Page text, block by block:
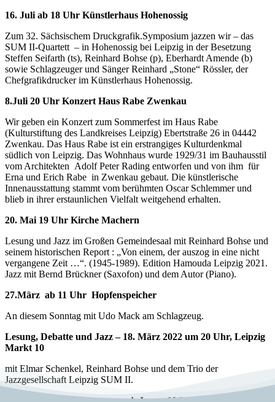
16. Juli ab 18 Uhr Künstlerhaus Hohenossig
Zum 32. Sächsischem Druckgrafik.Symposium jazzen wir – das
SUM II-Quartett – in Hohenossig bei Leipzig in der Besetzung
Steffen Seifarth (ts), Reinhard Bohse (p), Eberhardt Amende (b)
sowie Schlagzeuger und Sänger Reinhard „Stone“ Rössler, der
Chefgrafikdrucker im Künstlerhaus Hohenossig.
8.Juli 20 Uhr Konzert Haus Rabe Zwenkau
Wir geben ein Konzert zum Sommerfest im Haus Rabe
(Kulturstiftung des Landkreises Leipzig) Ebertstraße 26 in 04442
Zwenkau. Das Haus Rabe ist ein erstrangiges Kulturdenkmal
südlich von Leipzig. Das Wohnhaus wurde 1929/31 im Bauhausstil
vom Architekten Adolf Peter Rading entworfen und von ihm für
Erna und Erich Rabe in Zwenkau gebaut. Die künstlerische
Innenausstattung stammt vom berühmten Oscar Schlemmer und
blieb in ihrer erstaunlichen Vielfalt weitgehend erhalten.
20. Mai 19 Uhr Kirche Machern
Lesung und Jazz im Großen Gemeindesaal mit Reinhard Bohse und
seinem historischen Report : „Von einem, der auszog in eine nicht
vergangene Zeit …“. (1945-1989). Edition Hamouda Leipzig 2021.
Jazz mit Bernd Brückner (Saxofon) und dem Autor (Piano).
27.März ab 11 Uhr Hopfenspeicher
An diesem Sonntag mit Udo Mack am Schlagzeug.
Lesung, Debatte und Jazz – 18. März 2022 um 20 Uhr, Leipzig
Markt 10
mit Elmar Schenkel, Reinhard Bohse und dem Trio der
Jazzgesellschaft Leipzig SUM II.